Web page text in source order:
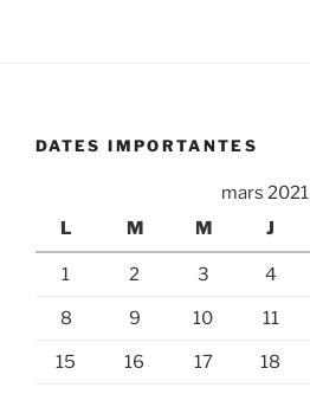
DATES IMPORTANTES
mars 2021
L
M M J
1 2 3 4
8 9 10 11
15 16 17 18